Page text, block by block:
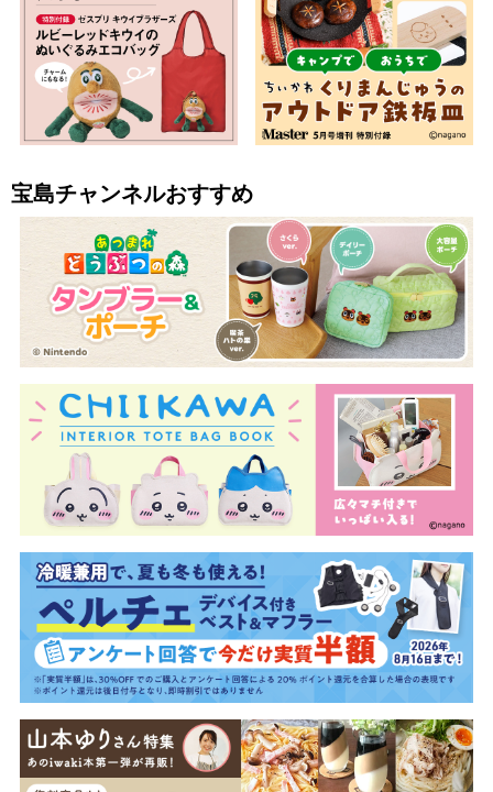
宝島チャンネルおすすめ